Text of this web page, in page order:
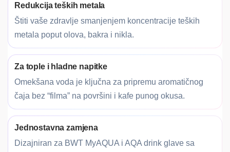
Redukcija teških metala
Štiti vaše zdravlje smanjenjem koncentracije teških
metala poput olova, bakra i nikla.
Za tople i hladne napitke
Omekšana voda je ključna za pripremu aromatičnog
čaja bez “filma” na površini i kafe punog okusa.
Jednostavna zamjena
Dizajniran za BWT MyAQUA i AQA drink glave sa